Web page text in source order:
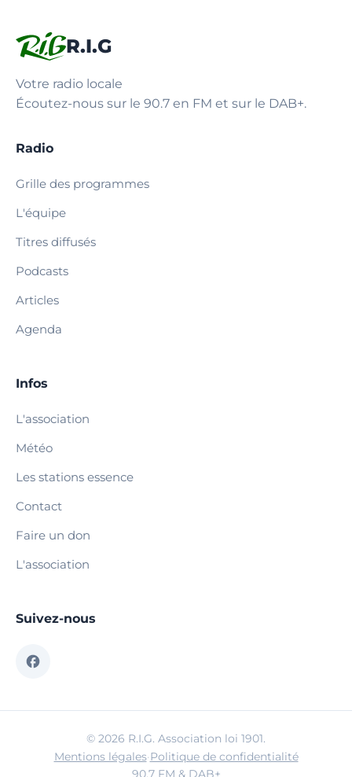
R.I.G
Votre radio locale
Écoutez-nous sur le 90.7 en FM et sur le DAB+.
Radio
Grille des programmes
L'équipe
Titres diffusés
Podcasts
Articles
Agenda
Infos
L'association
Météo
Les stations essence
Contact
Faire un don
L'association
Suivez-nous
© 2026 R.I.G. Association loi 1901.
Mentions légales·Politique de confidentialité
90.7 FM & DAB+